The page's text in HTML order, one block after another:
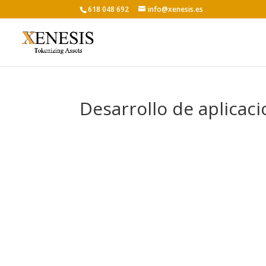
618 048 692 info@xenesis.es
Desarrollo de